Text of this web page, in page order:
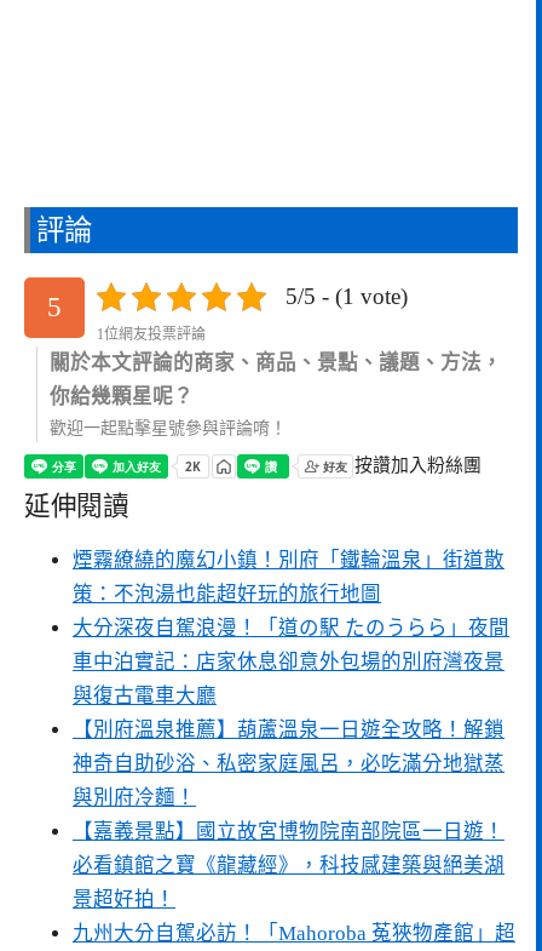
評論
5 5/5 - (1 vote)
1位網友投票評論
關於本文評論的商家、商品、景點、議題、方法，
你給幾顆星呢？
歡迎一起點擊星號參與評論唷！
按讚加入粉絲團
延伸閱讀
煙霧繚繞的魔幻小鎮！別府「鐵輪溫泉」街道散
策：不泡湯也能超好玩的旅行地圖
大分深夜自駕浪漫！「道の駅 たのうらら」夜間
車中泊實記：店家休息卻意外包場的別府灣夜景
與復古電車大廳
【別府溫泉推薦】葫蘆溫泉一日遊全攻略！解鎖
神奇自助砂浴、私密家庭風呂，必吃滿分地獄蒸
與別府冷麵！
【嘉義景點】國立故宮博物院南部院區一日遊！
必看鎮館之寶《龍藏經》，科技感建築與絕美湖
景超好拍！
九州大分自駕必訪！「Mahoroba 菟狹物產館」超